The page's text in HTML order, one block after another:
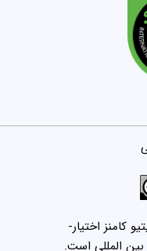
کامنز اختیار-